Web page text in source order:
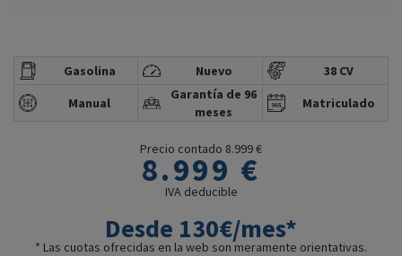
Gasolina Nuevo
38 CV
Manual
Garantía de 96
meses
Matriculado
Precio contado 8.999 €
8.999 €
IVA deducible
Desde 130€/mes*
* Las cuotas ofrecidas en la web son meramente orientativas.